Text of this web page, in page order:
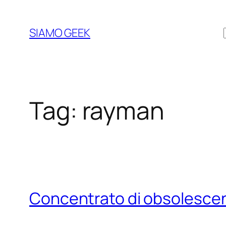
contenuto
SIAMO GEEK
Tag: rayman
Concentrato di